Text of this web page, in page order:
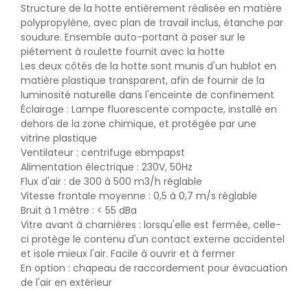
Structure de la hotte entièrement réalisée en matière
polypropylène, avec plan de travail inclus, étanche par
soudure. Ensemble auto-portant à poser sur le
piétement à roulette fournit avec la hotte
Les deux côtés de la hotte sont munis d'un hublot en
matière plastique transparent, afin de fournir de la
luminosité naturelle dans l'enceinte de confinement
Éclairage : Lampe fluorescente compacte, installé en
dehors de la zone chimique, et protégée par une
vitrine plastique
Ventilateur : centrifuge ebmpapst
Alimentation électrique : 230V, 50Hz
Flux d'air : de 300 à 500 m3/h réglable
Vitesse frontale moyenne : 0,5 à 0,7 m/s réglable
Bruit à 1 mètre : < 55 dBa
Vitre avant à charnières : lorsqu'elle est fermée, celle-
ci protège le contenu d'un contact externe accidentel
et isole mieux l'air. Facile à ouvrir et à fermer
En option : chapeau de raccordement pour évacuation
de l'air en extérieur